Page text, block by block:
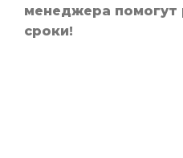
менеджера помогут
сроки!